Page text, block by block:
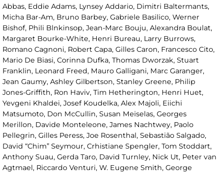
Abbas, Eddie Adams, Lynsey Addario, Dimitri Baltermants,
Micha Bar-Am, Bruno Barbey, Gabriele Basilico, Werner
Bishof, Phili Blnkinsop, Jean-Marc Bouju, Alexandra Boulat,
Margaret Bourke-White, Henri Bureau, Larry Burrows,
Romano Cagnoni, Robert Capa, Gilles Caron, Francesco Cito,
Mario De Biasi, Corinna Dufka, Thomas Dworzak, Stuart
Franklin, Leonard Freed, Mauro Galligani, Marc Garanger,
Jean Gaumy, Ashley Gilbertson, Stanley Greene, Philip
Jones-Griffith, Ron Haviv, Tim Hetherington, Henri Huet,
Yevgeni Khaldei, Josef Koudelka, Alex Majoli, Eiichi
Matsumoto, Don McCullin, Susan Meiselas, Georges
Merillon, Davide Monteleone, James Nachtwey, Paolo
Pellegrin, Gilles Peress, Joe Rosenthal, Sebastião Salgado,
David “Chim” Seymour, Crhistiane Spengler, Tom Stoddart,
Anthony Suau, Gerda Taro, David Turnley, Nick Ut, Peter van
Agtmael, Riccardo Venturi, W. Eugene Smith, George